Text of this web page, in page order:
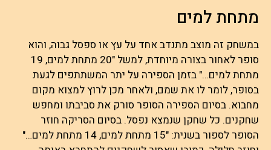
מתחת למים
במשחק זה מוצב מתנדב אחד על עץ או ספסל גבוה, והוא
סופר לאחור בצורה מיוחדת, למשל "20 מתחת למים, 19
מתחת למים…" בזמן הספירה על יתר המשתתפים לגעת
בסופר, לומר לו את שמם, ולאחר מכן לרוץ למצוא מקום
מחבוא. בסיום הספירה הסופר סורק את סביבתו ומחפש
שחקנים. כל שחקן שנמצא נפסל. בסיום הסריקה חוזר
הסופר לספור בשנית: "15 מתחת למים, 14 מתחת למים…"